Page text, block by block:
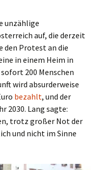
unzählige
auf, die derzeit
den Protest an die
in einem Heim in
200 Menschen
wird absurderweise
bezahlt, und der
2030. Lang sagte:
trotz großer Not der
und nicht im Sinne